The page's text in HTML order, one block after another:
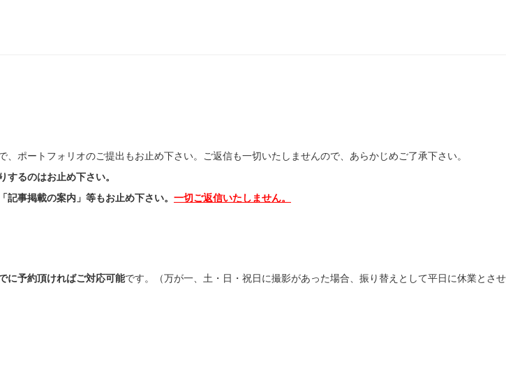
ポートフォリオのご提出もお止め下さい。ご返信も一切いたしませんので、あらかじめご了承下さい。
るのはお止め下さい。
事掲載の案内」等もお止め下さい。 一切ご返信いたしません。
に予約頂ければご対応可能です。（万が一、土・日・祝日に撮影があった場合、振り替えとして平日に休業とさせ